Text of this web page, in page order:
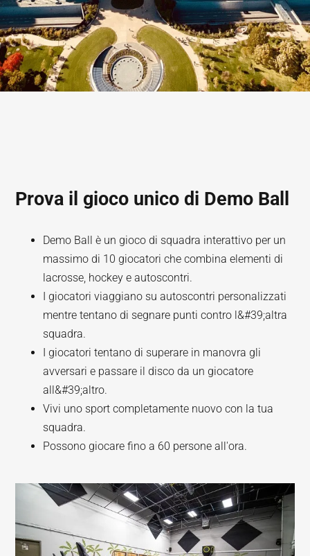
Prova il gioco unico di Demo Ball
Demo Ball è un gioco di squadra interattivo per un
massimo di 10 giocatori che combina elementi di
lacrosse, hockey e autoscontri.
I giocatori viaggiano su autoscontri personalizzati
mentre tentano di segnare punti contro l&#39;altra
squadra.
I giocatori tentano di superare in manovra gli
avversari e passare il disco da un giocatore
all&#39;altro.
Vivi uno sport completamente nuovo con la tua
squadra.
Possono giocare fino a 60 persone all'ora.